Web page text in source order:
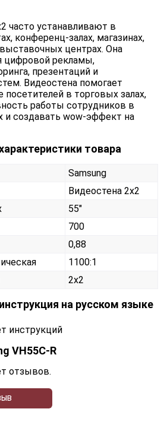
часто устанавливают в
конференц-залах, магазинах,
центрах. Она
цифровой рекламы,
презентаций и
Видеостена помогает
посетителей в торговых залах,
работы сотрудников в
и создавать wow-эффект на
товара
Samsung
Видеостена 2х2
55"
700
0,88
1100:1
2x2
на русском языке
инструкций
VH55C-R
отзывов.